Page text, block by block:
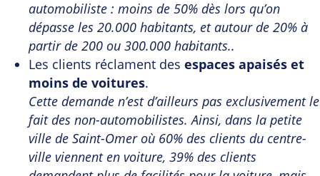
automobiliste : moins de 50% dès lors qu’on
dépasse les 20.000 habitants, et autour de 20% à
partir de 200 ou 300.000 habitants..
Les clients réclament des espaces apaisés et
moins de voitures.
Cette demande n’est d’ailleurs pas exclusivement le
fait des non-automobilistes. Ainsi, dans la petite
ville de Saint-Omer où 60% des clients du centre-
ville viennent en voiture, 39% des clients